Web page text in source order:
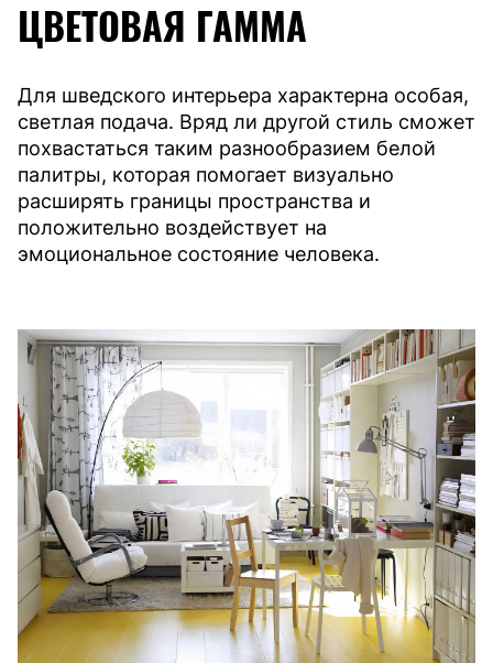
ЦВЕТОВАЯ ГАММА
Для шведского интерьера характерна особая,
светлая подача. Вряд ли другой стиль сможет
похвастаться таким разнообразием белой
палитры, которая помогает визуально
расширять границы пространства и
положительно воздействует на
эмоциональное состояние человека.